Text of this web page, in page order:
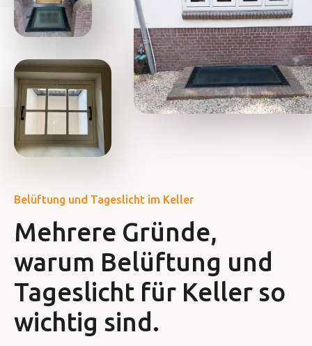
Belüftung und Tageslicht im Keller
Mehrere Gründe,
warum Belüftung und
Tageslicht für Keller so
wichtig sind.